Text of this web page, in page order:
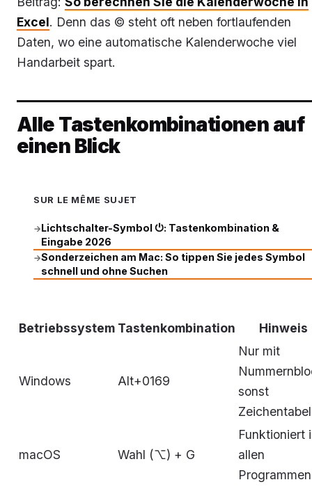
Excel. Denn das © steht oft neben fortlaufenden
Daten, wo eine automatische Kalenderwoche viel
Handarbeit spart.
Alle Tastenkombinationen auf
einen Blick
SUR LE MÊME SUJET
→Lichtschalter-Symbol ⏻: Tastenkombination &
Eingabe 2026
→Sonderzeichen am Mac: So tippen Sie jedes Symbol
schnell und ohne Suchen
Betriebssystem Tastenkombination Hinweis
Windows Alt+0169
Nur mit
sonst
macOS Wahl (⌥) + G
Funktioniert
allen
Programmen